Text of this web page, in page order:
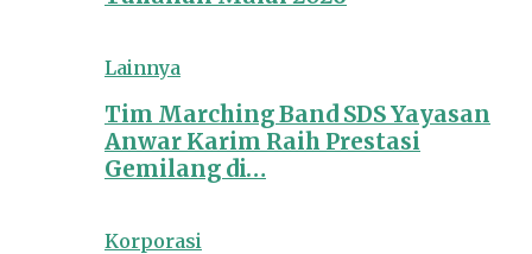
Lainnya
Tim Marching Band SDS Yayasan
Anwar Karim Raih Prestasi
Gemilang di…
Korporasi